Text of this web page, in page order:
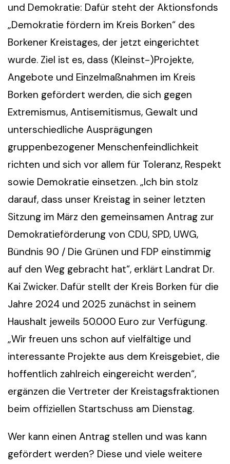
und Demokratie: Dafür steht der Aktionsfonds
„Demokratie fördern im Kreis Borken“ des
Borkener Kreistages, der jetzt eingerichtet
wurde. Ziel ist es, dass (Kleinst-)Projekte,
Angebote und Einzelmaßnahmen im Kreis
Borken gefördert werden, die sich gegen
Extremismus, Antisemitismus, Gewalt und
unterschiedliche Ausprägungen
gruppenbezogener Menschenfeindlichkeit
richten und sich vor allem für Toleranz, Respekt
sowie Demokratie einsetzen. „Ich bin stolz
darauf, dass unser Kreistag in seiner letzten
Sitzung im März den gemeinsamen Antrag zur
Demokratieförderung von CDU, SPD, UWG,
Bündnis 90 / Die Grünen und FDP einstimmig
auf den Weg gebracht hat“, erklärt Landrat Dr.
Kai Zwicker. Dafür stellt der Kreis Borken für die
Jahre 2024 und 2025 zunächst in seinem
Haushalt jeweils 50.000 Euro zur Verfügung.
„Wir freuen uns schon auf vielfältige und
interessante Projekte aus dem Kreisgebiet, die
hoffentlich zahlreich eingereicht werden“,
ergänzen die Vertreter der Kreistagsfraktionen
beim offiziellen Startschuss am Dienstag.
Wer kann einen Antrag stellen und was kann
gefördert werden? Diese und viele weitere